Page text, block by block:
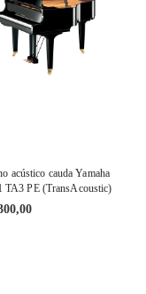
acústico cauda Yamaha
TA3 PE (TransAcoustic)